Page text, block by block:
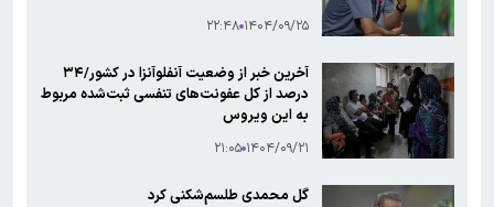
۱۴۰۴/۰۹/۲۵ ۲۲:۴۸
آخرین خبر از وضعیت آنفلوآنزا در کشور/۳۴
درصد از کل عفونت‌های تنفسی ثبت‌شده مربوط
به این ویروس
۱۴۰۴/۰۹/۲۱ ۲۱:۰۵
گل محمدی طلسم‌شکنی کرد